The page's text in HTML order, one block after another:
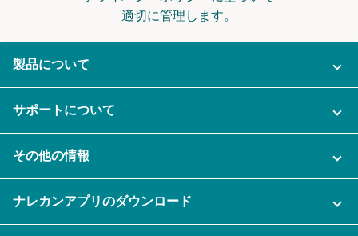
適切に管理します。
製品について
ご利用企業様の声
セキュリティ
資料をダウンロードする
サポートについて
充実サポート
その他の情報
ナレカンアプリのダウンロード